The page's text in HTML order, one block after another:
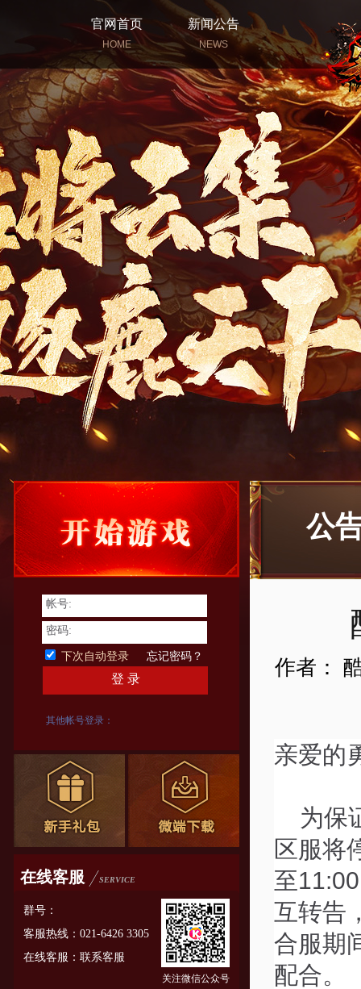
官网首页
HOME
新闻公告
NEWS
帐号:
密码:
下次自动登录 忘记密码？
登 录
其他帐号登录：
在线客服 SERVICE
群号：
客服热线：021-6426 3305
在线客服： 联系客服
关注微信公众号
公
作者：
亲爱的
为保
区服将
至
互转告
合服期
配合。